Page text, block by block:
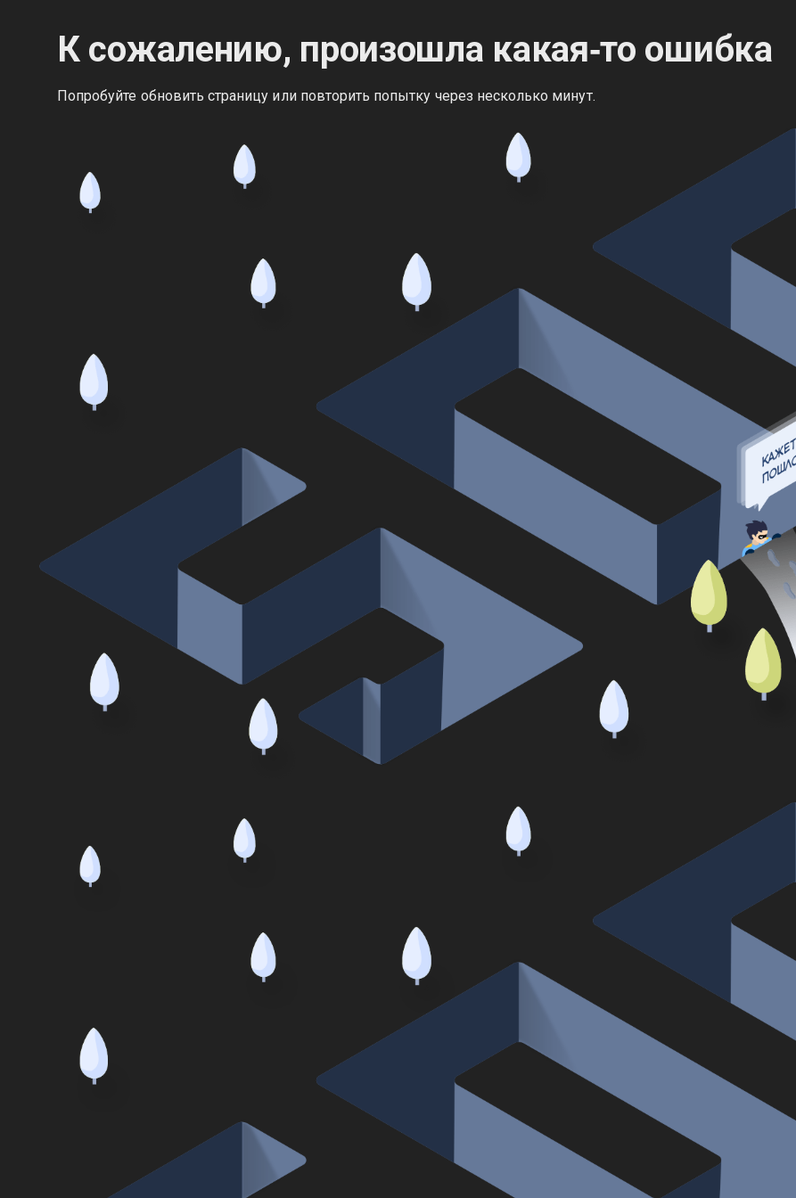
К сожалению, произошла какая‑то ошибка
Попробуйте обновить страницу или повторить попытку через несколько минут.